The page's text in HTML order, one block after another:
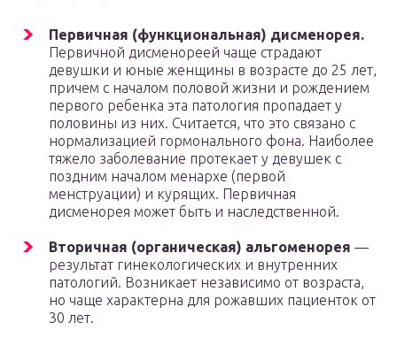
Первичная (функциональная) дисменорея.
Первичной дисменореей чаще страдают
девушки и юные женщины в возрасте до 25 лет,
причем с началом половой жизни и рождением
первого ребенка эта патология пропадает у
половины из них. Считается, что это связано с
нормализацией гормонального фона. Наиболее
тяжело заболевание протекает у девушек с
поздним началом менархе (первой
менструации) и курящих. Первичная
дисменорея может быть и наследственной.
Вторичная (органическая) альгоменорея —
результат гинекологических и внутренних
патологий. Возникает независимо от возраста,
но чаще характерна для рожавших пациенток от
30 лет.